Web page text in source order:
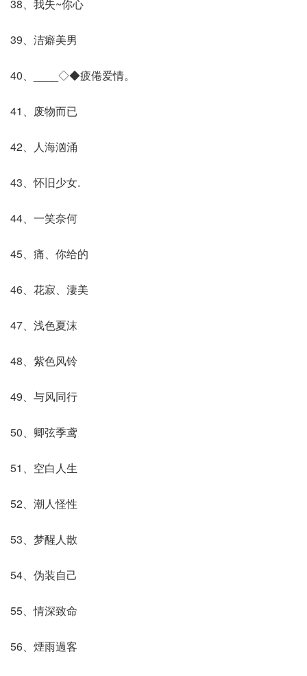
38、我失~你心
39、洁癖美男
40、____◇◆疲倦爱情。
41、废物而已
42、人海汹涌
43、怀旧少女.
44、一笑奈何
45、痛、你给的
46、花寂、淒美
47、浅色夏沫
48、紫色风铃
49、与风同行
50、卿弦季鸢
51、空白人生
52、潮人怪性
53、梦醒人散
54、伪装自己
55、情深致命
56、煙雨過客